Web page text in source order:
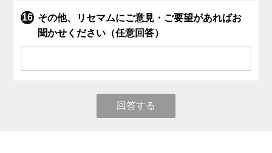
その他、リセマムにご意見・ご要望があればお
聞かせください（任意回答）
回答する